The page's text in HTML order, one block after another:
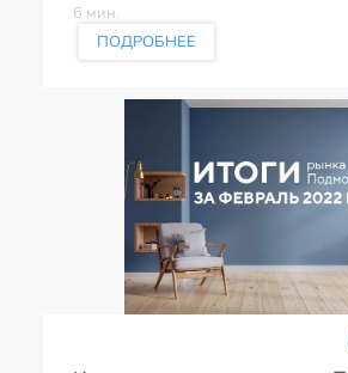
6 мин.
ПОДРОБНЕЕ